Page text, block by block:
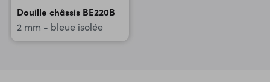
Douille châssis BE220B
2 mm - bleue isolée